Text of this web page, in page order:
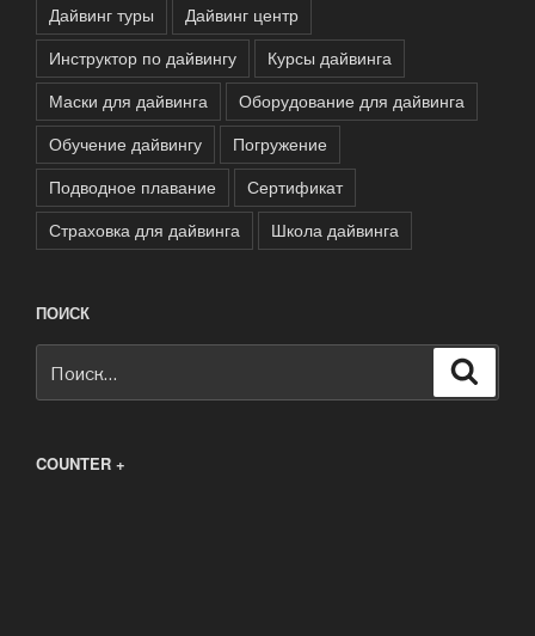
Дайвинг туры
Дайвинг центр
Инструктор по дайвингу
Курсы дайвинга
Маски для дайвинга
Оборудование для дайвинга
Обучение дайвингу
Погружение
Подводное плавание
Сертификат
Страховка для дайвинга
Школа дайвинга
ПОИСК
COUNTER +